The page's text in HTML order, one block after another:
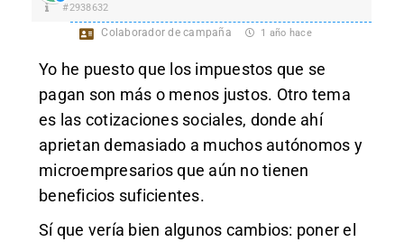
#2938632
Colaborador de campaña 1 año hace
Yo he puesto que los impuestos que se
pagan son más o menos justos. Otro tema
es las cotizaciones sociales, donde ahí
aprietan demasiado a muchos autónomos y
microempresarios que aún no tienen
beneficios suficientes.
Sí que vería bien algunos cambios: poner el